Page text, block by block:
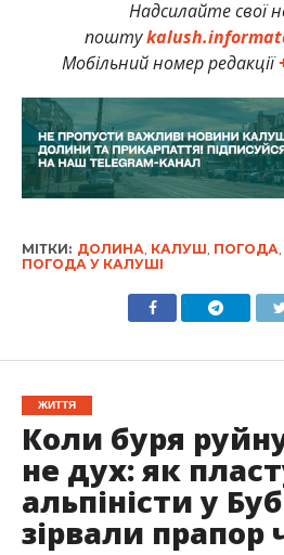
Надсилайте свої
пошту
Мобільний номер редакції
МІТКИ: ДОЛИНА, КАЛУШ, ПОГОДА,
ПОГОДА У КАЛУШІ
ЖИТТЯ
Коли буря
не дух: як
альпіністи у
зірвали